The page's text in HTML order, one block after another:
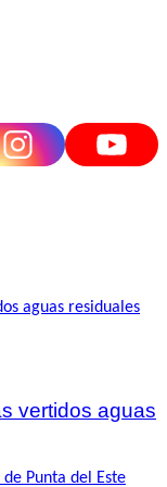
vertidos aguas